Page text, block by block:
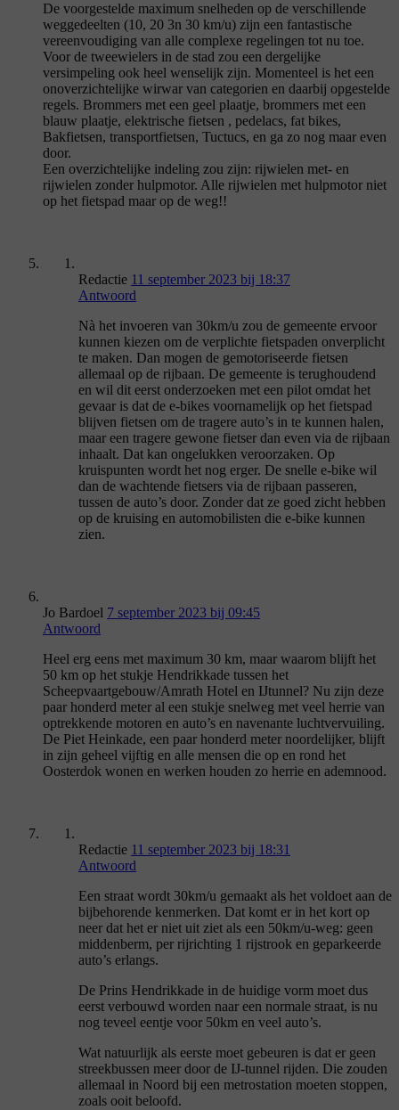
De voorgestelde maximum snelheden op de verschillende
weggedeelten (10, 20 3n 30 km/u) zijn een fantastische
vereenvoudiging van alle complexe regelingen tot nu toe.
Voor de tweewielers in de stad zou een dergelijke
versimpeling ook heel wenselijk zijn. Momenteel is het een
onoverzichtelijke wirwar van categorien en daarbij opgestelde
regels. Brommers met een geel plaatje, brommers met een
blauw plaatje, elektrische fietsen , pedelacs, fat bikes,
Bakfietsen, transportfietsen, Tuctucs, en ga zo nog maar even
door.
Een overzichtelijke indeling zou zijn: rijwielen met- en
rijwielen zonder hulpmotor. Alle rijwielen met hulpmotor niet
op het fietspad maar op de weg!!
Redactie 11 september 2023 bij 18:37
Antwoord
Nà het invoeren van 30km/u zou de gemeente ervoor
kunnen kiezen om de verplichte fietspaden onverplicht
te maken. Dan mogen de gemotoriseerde fietsen
allemaal op de rijbaan. De gemeente is terughoudend
en wil dit eerst onderzoeken met een pilot omdat het
gevaar is dat de e-bikes voornamelijk op het fietspad
blijven fietsen om de tragere auto’s in te kunnen halen,
maar een tragere gewone fietser dan even via de rijbaan
inhaalt. Dat kan ongelukken veroorzaken. Op
kruispunten wordt het nog erger. De snelle e-bike wil
dan de wachtende fietsers via de rijbaan passeren,
tussen de auto’s door. Zonder dat ze goed zicht hebben
op de kruising en automobilisten die e-bike kunnen
zien.
Jo Bardoel 7 september 2023 bij 09:45
Antwoord
Heel erg eens met maximum 30 km, maar waarom blijft het
50 km op het stukje Hendrikkade tussen het
Scheepvaartgebouw/Amrath Hotel en IJtunnel? Nu zijn deze
paar honderd meter al een stukje snelweg met veel herrie van
optrekkende motoren en auto’s en navenante luchtvervuiling.
De Piet Heinkade, een paar honderd meter noordelijker, blijft
in zijn geheel vijftig en alle mensen die op en rond het
Oosterdok wonen en werken houden zo herrie en ademnood.
Redactie 11 september 2023 bij 18:31
Antwoord
Een straat wordt 30km/u gemaakt als het voldoet aan de
bijbehorende kenmerken. Dat komt er in het kort op
neer dat het er niet uit ziet als een 50km/u-weg: geen
middenberm, per rijrichting 1 rijstrook en geparkeerde
auto’s erlangs.
De Prins Hendrikkade in de huidige vorm moet dus
eerst verbouwd worden naar een normale straat, is nu
nog teveel eentje voor 50km en veel auto’s.
Wat natuurlijk als eerste moet gebeuren is dat er geen
streekbussen meer door de IJ-tunnel rijden. Die zouden
allemaal in Noord bij een metrostation moeten stoppen,
zoals ooit beloofd.